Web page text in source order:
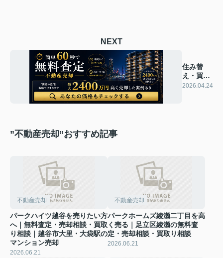
NEXT
住み替
え・買い
替えで損
2026.04.24
”不動産売却”おすすめ記事
不動産売却
パークハイツ越谷を売りたい方
へ｜無料査定・売却相談・買取
り相談｜越谷市大里・大袋駅の
マンション売却
2026.06.21
不動産売却
パークホームズ綾瀬二丁目を高
く売る｜足立区綾瀬の無料査
定・売却相談・買取り相談
2026.06.21